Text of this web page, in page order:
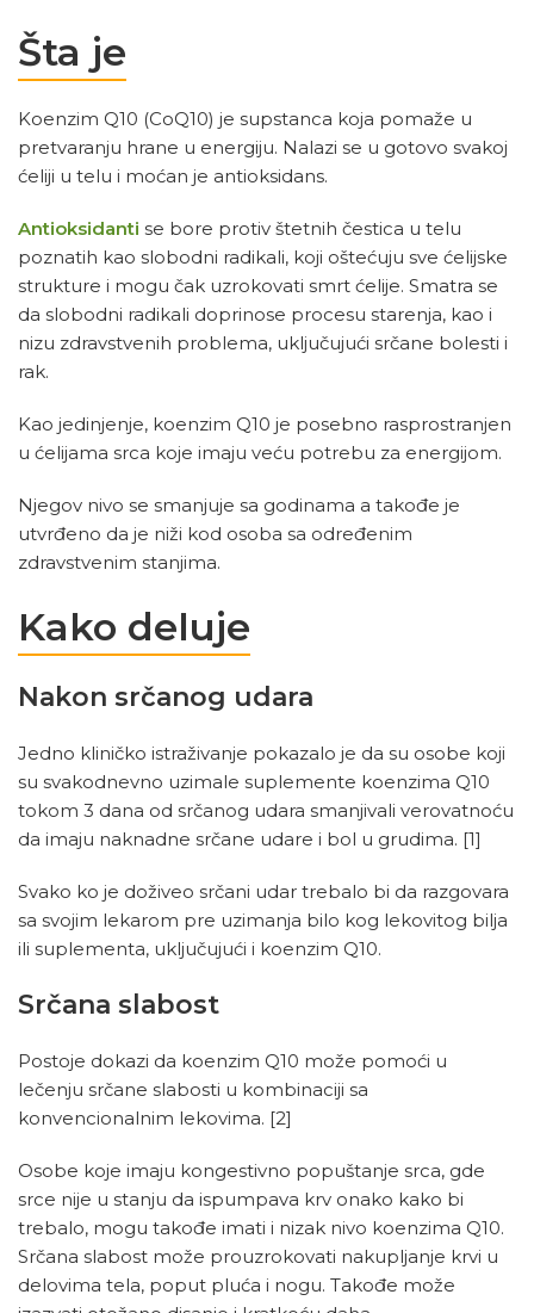
Šta je
Koenzim Q10 (CoQ10) je supstanca koja pomaže u
pretvaranju hrane u energiju. Nalazi se u gotovo svakoj
ćeliji u telu i moćan je antioksidans.
Antioksidanti se bore protiv štetnih čestica u telu
poznatih kao slobodni radikali, koji oštećuju sve ćelijske
strukture i mogu čak uzrokovati smrt ćelije. Smatra se
da slobodni radikali doprinose procesu starenja, kao i
nizu zdravstvenih problema, uključujući srčane bolesti i
rak.
Kao jedinjenje, koenzim Q10 je posebno rasprostranjen
u ćelijama srca koje imaju veću potrebu za energijom.
Njegov nivo se smanjuje sa godinama a takođe je
utvrđeno da je niži kod osoba sa određenim
zdravstvenim stanjima.
Kako deluje
Nakon srčanog udara
Jedno kliničko istraživanje pokazalo je da su osobe koji
su svakodnevno uzimale suplemente koenzima Q10
tokom 3 dana od srčanog udara smanjivali verovatnoću
da imaju naknadne srčane udare i bol u grudima. [1]
Svako ko je doživeo srčani udar trebalo bi da razgovara
sa svojim lekarom pre uzimanja bilo kog lekovitog bilja
ili suplementa, uključujući i koenzim Q10.
Srčana slabost
Postoje dokazi da koenzim Q10 može pomoći u
lečenju srčane slabosti u kombinaciji sa
konvencionalnim lekovima. [2]
Osobe koje imaju kongestivno popuštanje srca, gde
srce nije u stanju da ispumpava krv onako kako bi
trebalo, mogu takođe imati i nizak nivo koenzima Q10.
Srčana slabost može prouzrokovati nakupljanje krvi u
delovima tela, poput pluća i nogu. Takođe može